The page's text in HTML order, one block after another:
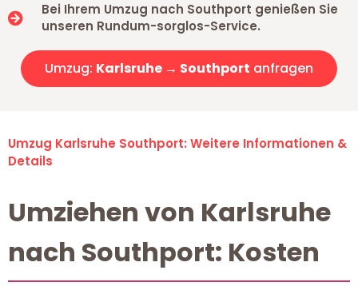
Bei Ihrem Umzug nach Southport genießen Sie
unseren Rundum-sorglos-Service.
Umzug: Karlsruhe → Southport anfragen
Umzug Karlsruhe Southport: Weitere Informationen &
Details
Umziehen von Karlsruhe
nach Southport: Kosten